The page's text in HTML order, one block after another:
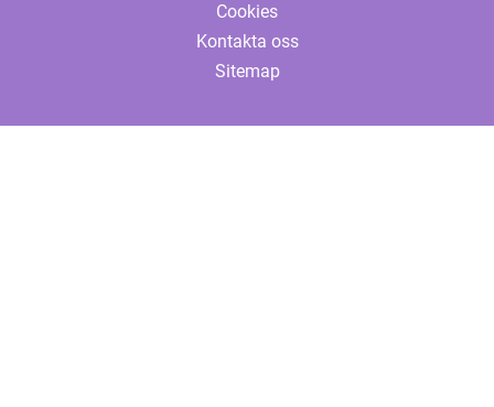
Cookies
Kontakta oss
Sitemap